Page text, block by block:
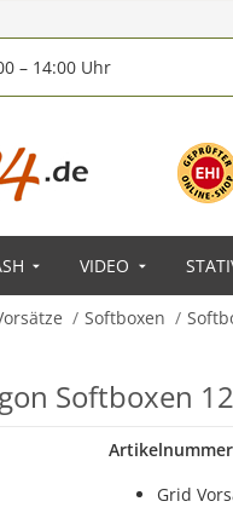
– 14:00 Uhr
VIDEO
Softboxen
Softboxen
Grid